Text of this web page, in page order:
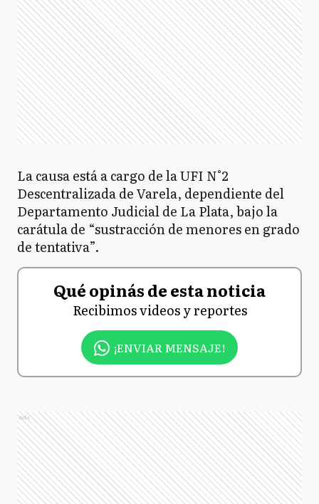
La causa está a cargo de la UFI N°2
Descentralizada de Varela, dependiente del
Departamento Judicial de La Plata, bajo la
carátula de “sustracción de menores en grado
de tentativa”.
Qué opinás de esta noticia
Recibimos videos y reportes
¡ENVIAR MENSAJE!
Ads